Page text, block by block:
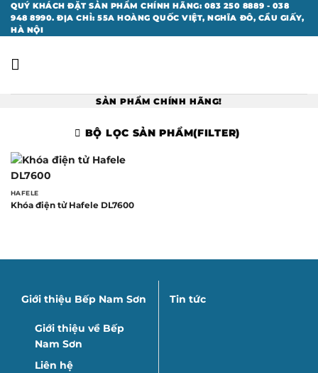
Bỏ
qua
nội
QUÝ KHÁCH ĐẶT SẢN PHẨM CHÍNH HÃNG: 083 250 8889 - 038
948 8990. ĐỊA CHỈ: 55A HOÀNG QUỐC VIỆT, NGHĨA ĐÔ, CẦU GIẤY,
HÀ NỘI
SẢN PHẨM CHÍNH HÃNG!
BỘ LỌC SẢN PHẨM(FILTER)
HAFELE
Khóa điện tử Hafele DL7600
Giới thiệu Bếp Nam Sơn
Giới thiệu về Bếp
Nam Sơn
Liên hệ
Tin tức